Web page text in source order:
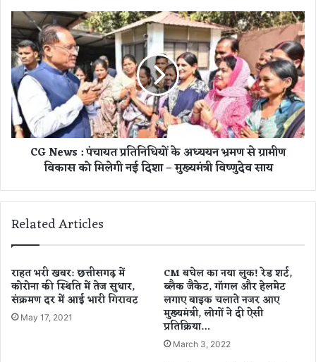
र्ड
में
ग्रु
प
-
बी
भ
र्ती
ह
अ
र
,
1
6
G
N
e
w
s
:
पं
चा
धि
अ
ध्य
य
न
CG News : पंचायत प्रतिनिधियों के अध्ययन भ्रमण से ग्रामीण
विकास को मिलेगी नई दिशा – मुख्यमंत्री विष्णुदेव साय
Related Articles
राहत भरी खबर: छत्तीसगढ़ में
कोरोना की स्थिति में तेज सुधार,
संक्रमण दर में आई भारी गिरावट
May 17, 2021
CM बघेल का नया लुक! रेड शर्ट,
ब्लैक जैकेट, गॉगल और हेलमेट
लगाए बाइक चलाते नजर आए
मुख्यमंत्री, लोगों ने दी ऐसी
प्रतिक्रिया…
March 3, 2022